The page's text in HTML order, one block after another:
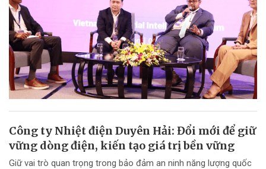
Công ty Nhiệt điện Duyên Hải: Đổi mới để giữ
vững dòng điện, kiến tạo giá trị bền vững
Giữ vai trò quan trọng trong bảo đảm an ninh năng lượng quốc